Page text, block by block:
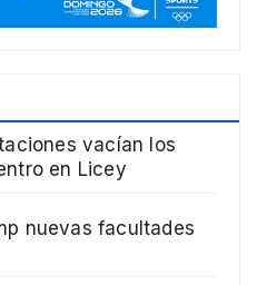
vacían los
en Licey
nuevas facultades